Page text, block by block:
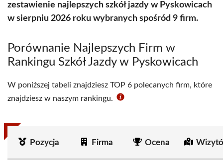
zestawienie najlepszych szkół jazdy w Pyskowicach
w sierpniu 2026 roku wybranych spośród 9 firm.
Porównanie Najlepszych Firm w
Rankingu Szkół Jazdy w Pyskowicach
W poniższej tabeli znajdziesz TOP 6 polecanych firm, które
znajdziesz w naszym rankingu.
Pozycja Firma Ocena